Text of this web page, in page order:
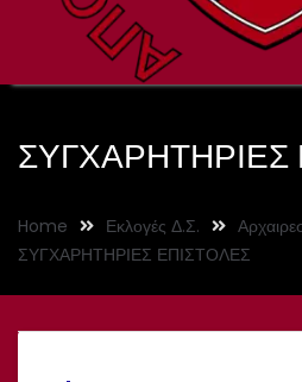
ΣΥΓΧΑΡΗΤΗΡΙΕΣ
Home Εκλογές Δ.Σ.
ΣΥΓΧΑΡΗΤΗΡΙΕΣ ΕΠΙΣΤΟΛΕΣ